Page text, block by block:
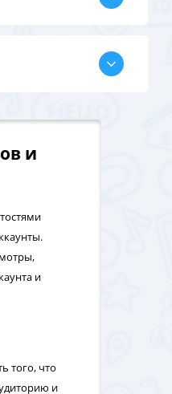
и
и
того, что
и